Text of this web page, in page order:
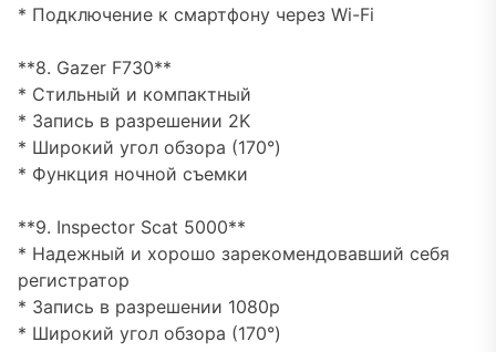
* Подключение к смартфону через Wi-Fi
**8. Gazer F730**
* Стильный и компактный
* Запись в разрешении 2K
* Широкий угол обзора (170°)
* Функция ночной съемки
**9. Inspector Scat 5000**
* Надежный и хорошо зарекомендовавший себя
регистратор
* Запись в разрешении 1080p
* Широкий угол обзора (170°)